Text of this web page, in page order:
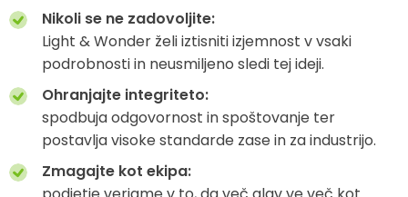
Nikoli se ne zadovoljite:
Light & Wonder želi iztisniti izjemnost v vsaki
podrobnosti in neusmiljeno sledi tej ideji.
Ohranjajte integriteto:
spodbuja odgovornost in spoštovanje ter
postavlja visoke standarde zase in za industrijo.
Zmagajte kot ekipa: